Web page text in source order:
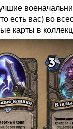
есть вас) во
карты в